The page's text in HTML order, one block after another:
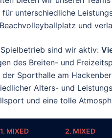
unterschiedliche
und
sind wir aktiv:
des Breiten- und
Sporthalle am
Alters- und
und eine tolle
1. MIXED 2. MIXED